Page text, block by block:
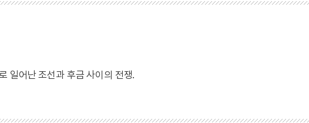
일어난 조선과 후금 사이의 전쟁.